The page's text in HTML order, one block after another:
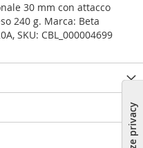
30 mm con attacco
240 g. Marca: Beta
SKU: CBL_000004699